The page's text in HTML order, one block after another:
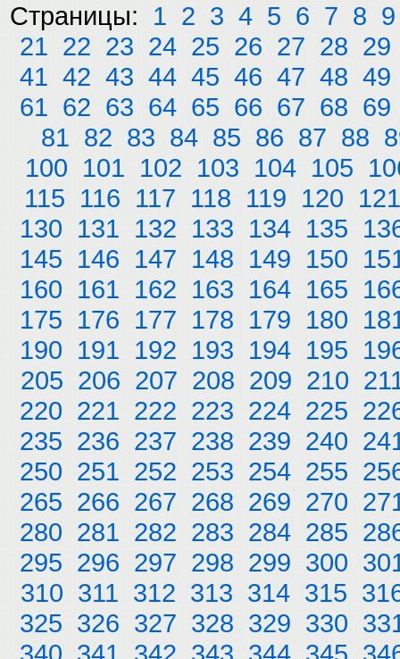
Страницы: 1 2 3 4 5 6 7 8 9
21 22 23 24 25 26 27 28 29
41 42 43 44 45 46 47 48 49
61 62 63 64 65 66 67 68 69
81 82 83 84 85 86 87 88
100 101 102 103 104 105
115 116 117 118 119 120 121
130 131 132 133 134 135
145 146 147 148 149 150
160 161 162 163 164 165
175 176 177 178 179 180
190 191 192 193 194 195
205 206 207 208 209 210
220 221 222 223 224 225
235 236 237 238 239 240
250 251 252 253 254 255
265 266 267 268 269 270
280 281 282 283 284 285
295 296 297 298 299 300
310 311 312 313 314 315
325 326 327 328 329 330